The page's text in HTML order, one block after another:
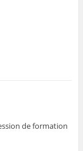
de formation